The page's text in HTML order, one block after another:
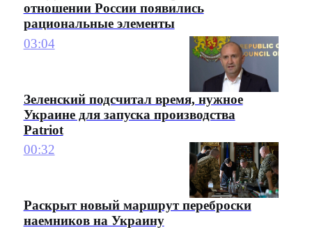
отношении России появились
рациональные элементы
03:04
Зеленский подсчитал время, нужное
Украине для запуска производства
Patriot
00:32
Раскрыт новый маршрут переброски
наемников на Украину